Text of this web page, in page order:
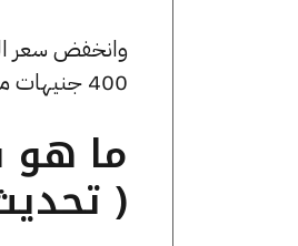
400 جنيهات مقارنة بالسعر السابق الذي بلغ 52240 جنيهًا للبيع و51840 جنيهًا للشراء.
( تحديث الأثنين 2